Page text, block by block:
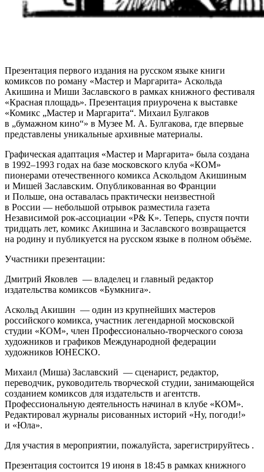
Презентация первого издания на русском языке книги
комиксов по роману «Мастер и Маргарита» Аскольда
Акишина и Миши Заславского в рамках книжного фестиваля
«Красная площадь». Презентация приурочена к выставке
«Комикс „Мастер и Маргарита“. Михаил Булгаков
в „бумажном кино“» в Музее М. А. Булгакова, где впервые
представлены уникальные архивные материалы.
Графическая адаптация «Мастер и Маргарита» была создана
в 1992–1993 годах на базе московского клуба «КОМ»
пионерами отечественного комикса Аскольдом Акишиным
и Мишей Заславским. Опубликованная во Франции
и Польше, она оставалась практически неизвестной
в России — небольшой отрывок разместила газета
Независимой рок‑ассоциации «Р& К». Теперь, спустя почти
тридцать лет, комикс Акишина и Заславского возвращается
на родину и публикуется на русском языке в полном объёме.
Участники презентации:
Дмитрий Яковлев — владелец и главный редактор
издательства комиксов «Бумкнига».
Аскольд Акишин — один из крупнейших мастеров
российского комикса, участник легендарной московской
студии «КОМ», член Профессионально‑творческого союза
художников и графиков Международной федерации
художников ЮНЕСКО.
Михаил (Миша) Заславский — сценарист, редактор,
переводчик, руководитель творческой студии, занимающейся
созданием комиксов для издательств и агентств.
Профессиональную деятельность начинал в клубе «КОМ».
Редактировал журналы рисованных историй «Ну, погоди!»
и «Юла».
Для участия в мероприятии, пожалуйста, зарегистрируйтесь .
Презентация состоится 19 июня в 18:45 в рамках книжного